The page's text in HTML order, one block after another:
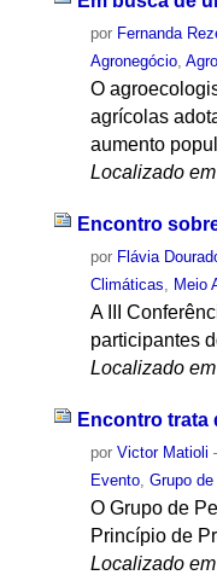
por Fernanda
Agronegócio,
O
agrícolas
aumento
Localizado em
Encontro
por Flávia
Climáticas, Meio
A III
participantes
Localizado em
Encontro trata
porVictor Matioli
Evento ,Grupo
O Grupo de
Princípio de
Localizado em